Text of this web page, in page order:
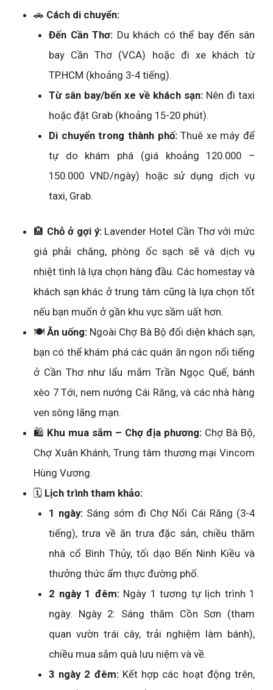
🚗 Cách di chuyển:
Đến Cần Thơ: Du khách có thể bay đến sân
bay Cần Thơ (VCA) hoặc đi xe khách từ
TP.HCM (khoảng 3-4 tiếng).
Từ sân bay/bến xe về khách sạn: Nên đi taxi
hoặc đặt Grab (khoảng 15-20 phút).
Di chuyển trong thành phố:Thuê xe máy để
tự do khám phá (giá khoảng 120.000 –
150.000 VND/ngày) hoặc sử dụng dịch vụ
taxi, Grab.
🏨 Chỗ ở gợi ý:Lavender Hotel Cần Thơ với mức
giá phải chăng, phòng ốc sạch sẽ và dịch vụ
nhiệt tình là lựa chọn hàng đầu. Các homestay và
khách sạn khác ở trung tâm cũng là lựa chọn tốt
nếu bạn muốn ở gần khu vực sầm uất hơn.
🍽️Ăn uống: Ngoài Chợ Bà Bộ đối diện khách sạn,
bạn có thể khám phá các quán ăn ngon nổi tiếng
ở Cần Thơ như lẩu mắm Trần Ngọc Quế, bánh
xèo 7 Tới, nem nướng Cái Răng, và các nhà hàng
ven sông lãng mạn.
🛍️ Khu mua sắm – Chợ địa phương: Chợ Bà Bộ,
Chợ Xuân Khánh, Trung tâm thương mại Vincom
Hùng Vương.
🗓️ Lịch trình tham khảo:
1 ngày: Sáng sớm đi Chợ Nổi Cái Răng (3-4
tiếng), trưa về ăn trưa đặc sản, chiều thăm
nhà cổ Bình Thủy, tối dạo Bến Ninh Kiều và
thưởng thức ẩm thực đường phố.
2 ngày 1 đêm:Ngày 1 tương tự lịch trình 1
ngày. Ngày 2: Sáng thăm Cồn Sơn (tham
quan vườn trái cây, trải nghiệm làm bánh),
chiều mua sắm quà lưu niệm và về.
3 ngày 2 đêm:Kết hợp các hoạt động trên,